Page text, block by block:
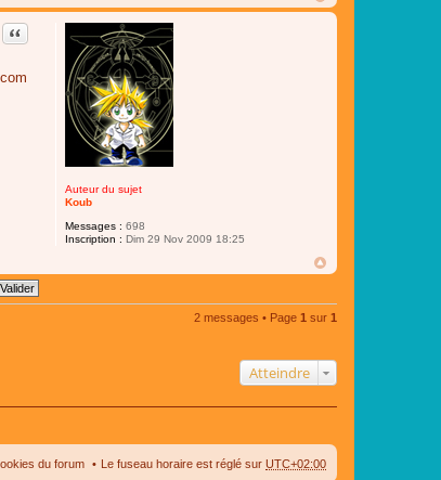
Auteur du sujet
Koub
Messages : 698
Inscription : Dim 29 Nov 2009 18:25
Citer
2 messages • Page 1 sur 1
Atteindre
Le fuseau horaire est réglé sur UTC+02:00
du forum